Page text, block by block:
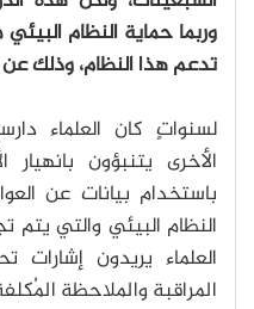
وربما حماية النظام البيئي
تدعم هذا النظام، وذلك
لسنواتٍ كان العلماء
الأخرى يتنبؤون
باستخدام بيانات عن
النظام البيئي والتي
العلماء يريدون
المراقبة والملاحظة